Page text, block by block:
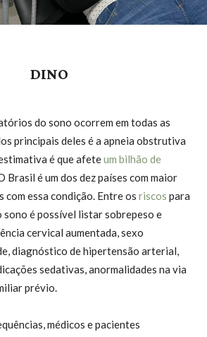
DINO
do sono ocorrem em todas as
principais deles é a apneia obstrutiva
é que afeteum bilhão de
O Brasil é um dos dez países com maior
com essa condição. Entre os riscos para
é possível listar sobrepeso e
cervical aumentada, sexo
diagnóstico de hipertensão arterial,
sedativas, anormalidades na via
prévio.
médicos e pacientes